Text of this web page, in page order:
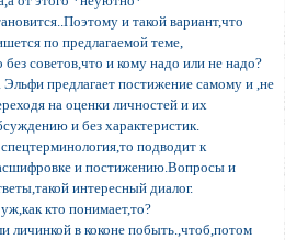
и такой вариант,что
по предлагаемой теме,
без советов,что и кому надо или не надо?
Эльфи предлагает постижение самому и ,не
на оценки личностей и их
и без характеристик.
подводит к
и постижению.Вопросы и
интересный диалог.
кто понимает,то?
личинкой в коконе побыть.,чтоб,потом